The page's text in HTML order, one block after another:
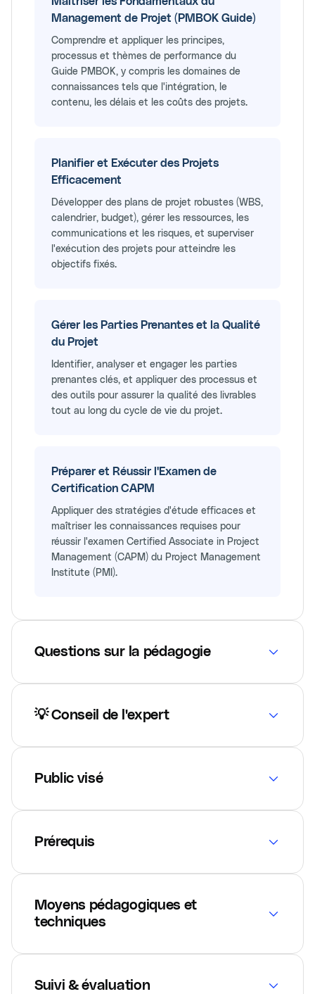
Management de Projet (PMBOK Guide)
Comprendre et appliquer les principes,
processus et thèmes de performance du
Guide PMBOK, y compris les domaines de
connaissances tels que l'intégration, le
contenu, les délais et les coûts des projets.
Planifier et Exécuter des Projets
Efficacement
Développer des plans de projet robustes (WBS,
calendrier, budget), gérer les ressources, les
communications et les risques, et superviser
l'exécution des projets pour atteindre les
objectifs fixés.
Gérer les Parties Prenantes et la Qualité
du Projet
Identifier, analyser et engager les parties
prenantes clés, et appliquer des processus et
des outils pour assurer la qualité des livrables
tout au long du cycle de vie du projet.
Préparer et Réussir l'Examen de
Certification CAPM
Appliquer des stratégies d'étude efficaces et
maîtriser les connaissances requises pour
réussir l'examen Certified Associate in Project
Management (CAPM) du Project Management
Institute (PMI).
Questions sur la pédagogie
💡 Conseil de l'expert
Public visé
Prérequis
Moyens pédagogiques et
techniques
Suivi & évaluation